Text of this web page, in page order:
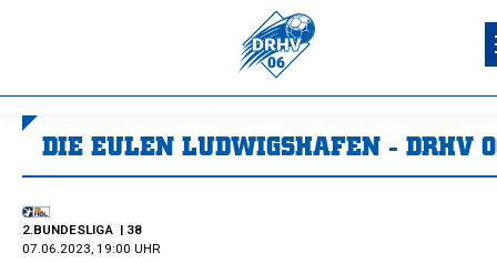
DIE EULEN LUDWIGSHAFEN - DRHV
2.BUNDESLIGA | 38
07.06.2023, 19:00 UHR